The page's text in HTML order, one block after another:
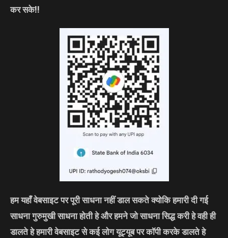
कर सके!!
हम यहाँ वेबसाइट पर पूरी साधना नहीं डाल सकते क्योकि हमारी दी गई
साधना गुरुमुखी साधना होती हे और हमने जो साधना सिद्ध करी हे वही ही
डालते हे हमारी वेबसाइट से कई लोग यूट्यूब पर कॉपी करके डालते हे